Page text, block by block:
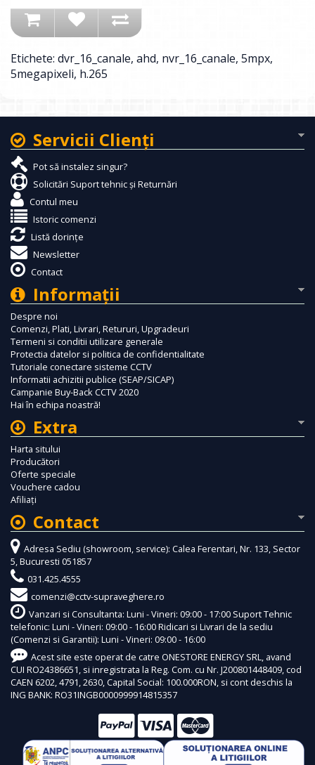
Etichete: dvr_16_canale, ahd, nvr_16_canale, 5mpx,
5megapixeli, h.265
Servicii Clienţi
Pot să instalez singur?
Solicitări Suport tehnic și Returnări
Contul meu
Istoric comenzi
Listă dorințe
Newsletter
Contact
Informaţii
Despre noi
Comenzi, Plati, Livrari, Retururi, Upgradeuri
Termeni si conditii utilizare generale
Protectia datelor si politica de confidentialitate
Tutoriale conectare sisteme CCTV
Informatii achizitii publice (SEAP/SICAP)
Campanie Buy-Back CCTV 2020
Hai în echipa noastră!
Extra
Harta sitului
Producători
Oferte speciale
Vouchere cadou
Afiliaţi
Contact
Adresa Sediu (showroom, service): Calea Ferentari, Nr. 133, Sector
5, Bucuresti 051857
031.425.4555
comenzi@cctv-supraveghere.ro
Vanzari si Consultanta: Luni - Vineri: 09:00 - 17:00 Suport Tehnic
telefonic: Luni - Vineri: 09:00 - 16:00 Ridicari si Livrari de la sediu
(Comenzi si Garantii): Luni - Vineri: 09:00 - 16:00
Acest site este operat de catre ONESTORE ENERGY SRL, avand
CUI RO24386651, si inregistrata la Reg. Com. cu Nr. J200801448409, cod
CAEN 6202, 4791, 2630, Capital Social: 100.000RON, si cont deschis la
ING BANK: RO31INGB0000999914815357